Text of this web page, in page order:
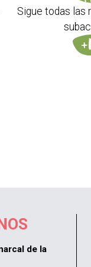
Sigue todas las
de la